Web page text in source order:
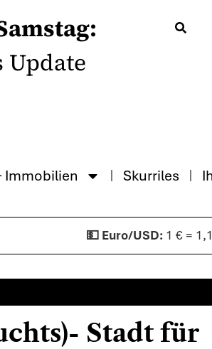
Update
Immobilien Skurriles
1 € =
Stadt für